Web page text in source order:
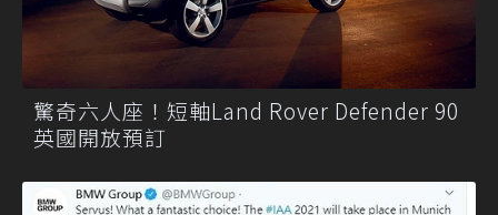
驚奇六人座！短軸Land Rover Defender 90
英國開放預訂